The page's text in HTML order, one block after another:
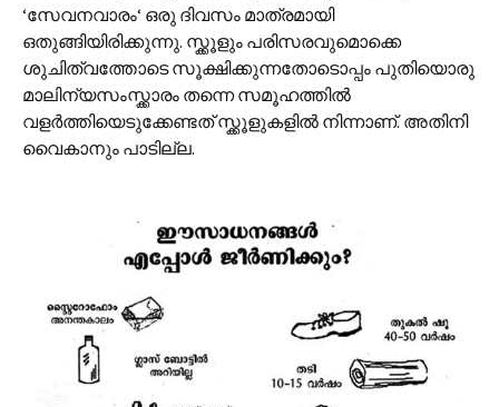
‘സേവനവാരം‘ ഒരു ദിവസം മാത്രമായി
ഒതുങ്ങിയിരിക്കുന്നു. സ്ക്കൂളും പരിസരവുമൊക്കെ
ശുചിത്വത്തോടെ സൂക്ഷിക്കുന്നതോടൊപ്പം പുതിയൊരു
മാലിന്യസംസ്ക്കാരം തന്നെ സമൂഹത്തില്‍
വളര്‍ത്തിയെടുക്കേണ്ടത് സ്ക്കൂളുകളില്‍ നിന്നാണ്. അതിനി
വൈകാനും പാടില്ല.